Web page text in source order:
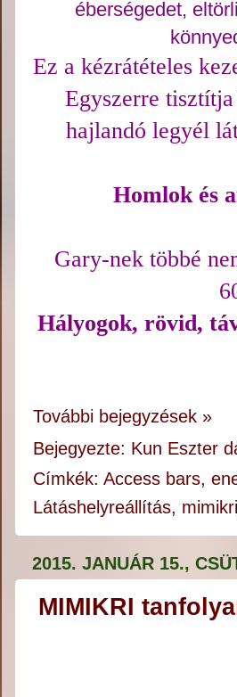
éberségedet,
Ez a kézrátételes
Egyszerre
hajlandó legyél
Homlok és
Gary-nek többé
Hályogok, rövid,
További bejegyzések »
Bejegyezte: Kun Eszter
Címkék:Access bars,
Látáshelyreállítás, mimikri
2015. JANUÁR 15.,
MIMIKRI